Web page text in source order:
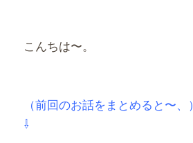
こんちは〜。
（前回のお話をまとめると〜、）
⇩